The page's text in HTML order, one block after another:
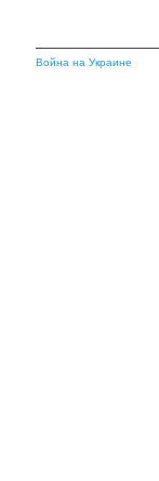
Война на Украине